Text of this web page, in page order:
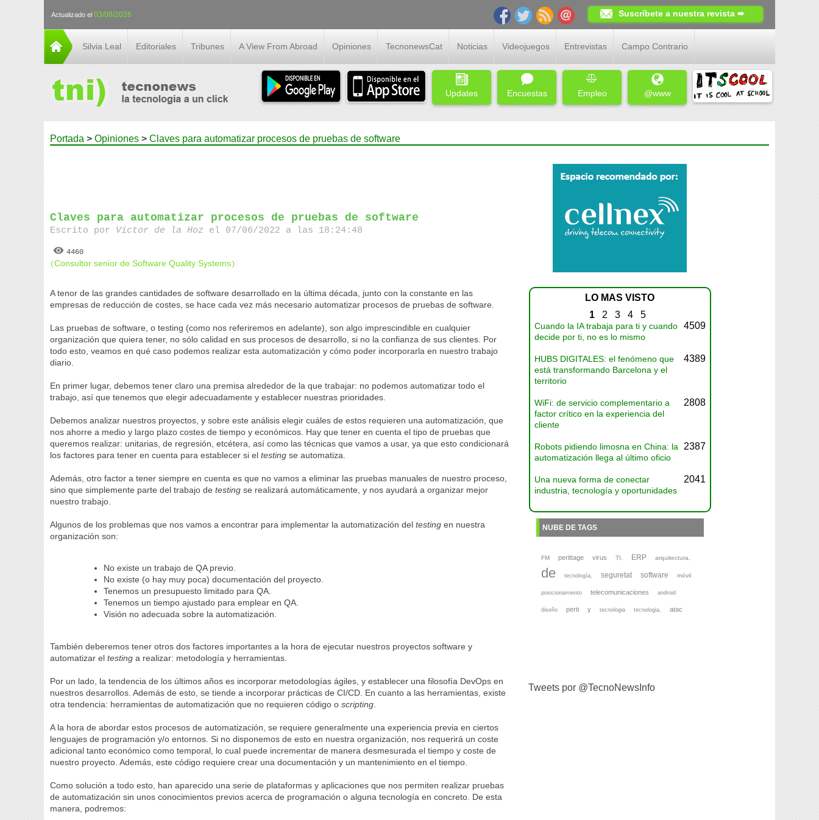
Actualizado el 03/08/2026 Suscríbete a nuestra revista ➨
Silvia Leal Editoriales Tribunes A View From Abroad Opiniones TecnonewsCat Noticias Videojuegos Entrevistas Campo Contrario
Updates Encuestas Empleo @www
Portada > Opiniones > Claves para automatizar procesos de pruebas de software
Claves para automatizar procesos de pruebas de software
Escrito por Víctor de la Hoz el 07/06/2022 a las 18:24:48
4460
(Consultor senior de Software Quality Systems )
A tenor de las grandes cantidades de software desarrollado en la última década, junto con la constante en las
empresas de reducción de costes, se hace cada vez más necesario automatizar procesos de pruebas de software.
Las pruebas de software, o testing (como nos referiremos en adelante), son algo imprescindible en cualquier
organización que quiera tener, no sólo calidad en sus procesos de desarrollo, si no la confianza de sus clientes. Por
todo esto, veamos en qué caso podemos realizar esta automatización y cómo poder incorporarla en nuestro trabajo
diario.
En primer lugar, debemos tener claro una premisa alrededor de la que trabajar: no podemos automatizar todo el
trabajo, así que tenemos que elegir adecuadamente y establecer nuestras prioridades.
Debemos analizar nuestros proyectos, y sobre este análisis elegir cuáles de estos requieren una automatización, que
nos ahorre a medio y largo plazo costes de tiempo y económicos. Hay que tener en cuenta el tipo de pruebas que
queremos realizar: unitarias, de regresión, etcétera, así como las técnicas que vamos a usar, ya que esto condicionará
los factores para tener en cuenta para establecer si eltesting se automatiza.
Además, otro factor a tener siempre en cuenta es que no vamos a eliminar las pruebas manuales de nuestro proceso,
sino que simplemente parte del trabajo detesting se realizará automáticamente, y nos ayudará a organizar mejor
nuestro trabajo.
Algunos de los problemas que nos vamos a encontrar para implementar la automatización deltesting en nuestra
organización son:
No existe un trabajo de QA previo.
No existe (o hay muy poca) documentación del proyecto.
Tenemos un presupuesto limitado para QA.
Tenemos un tiempo ajustado para emplear en QA.
Visión no adecuada sobre la automatización.
También deberemos tener otros dos factores importantes a la hora de ejecutar nuestros proyectos software y
automatizar eltesting a realizar: metodología y herramientas.
Por un lado, la tendencia de los últimos años es incorporar metodologías ágiles, y establecer una filosofía DevOps en
nuestros desarrollos. Además de esto, se tiende a incorporar prácticas de CI/CD. En cuanto a las herramientas, existe
otra tendencia: herramientas de automatización que no requieren código oscripting
A la hora de abordar estos procesos de automatización, se requiere generalmente una experiencia previa en ciertos
lenguajes de programación y/o entornos. Si no disponemos de esto en nuestra organización, nos requerirá un coste
adicional tanto económico como temporal, lo cual puede incrementar de manera desmesurada el tiempo y coste de
nuestro proyecto. Además, este código requiere crear una documentación y un mantenimiento en el tiempo.
Como solución a todo esto, han aparecido una serie de plataformas y aplicaciones que nos permiten realizar pruebas
de automatización sin unos conocimientos previos acerca de programación o alguna tecnología en concreto. De esta
manera, podremos:
LO MAS VISTO
1 2 3 4 5
Cuando la IA trabaja para ti y cuando
decide por ti, no es lo mismo
4509
HUBS DIGITALES: el fenómeno que
está transformando Barcelona y el
territorio
4389
WiFi: de servicio complementario a
factor crítico en la experiencia del
cliente
2808
Robots pidiendo limosna en China: la
automatización llega al último oficio
2387
Una nueva forma de conectar
industria, tecnología y oportunidades
2041
NUBE DE TAGS
FM perittage virus TI, ERP arquitectura,
de tecnología, seguretat software móvil
posicionamiento telecomunicaciones android
diseño perti y tecnologia tecnologia, atac
Tweets por @TecnoNewsInfo